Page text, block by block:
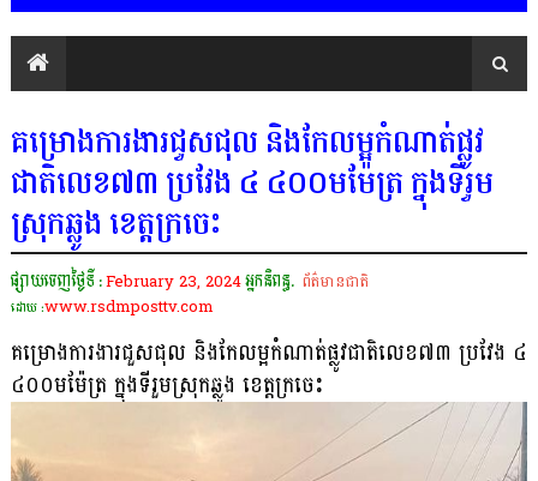
គម្រោងការងារជួសជុល និងកែលម្អកំណាត់ផ្លូវ
ជាតិលេខ៧៣ ប្រវែង ៤ ៤០០មម៉ែត្រ ក្នុងទីរួម
ស្រុកឆ្លូង ខេត្តក្រចេះ
ផ្សាយចេញថ្ងៃទី :February 23, 2024អ្នកនិពន្ធ. ព័ត៌មានជាតិ
ដោយ :www.rsdmposttv.com
គម្រោងការងារជួសជុល និងកែលម្អកំណាត់ផ្លូវជាតិលេខ៧៣ ប្រវែង ៤
៤០០មម៉ែត្រ ក្នុងទីរួមស្រុកឆ្លូង ខេត្តក្រចេះ